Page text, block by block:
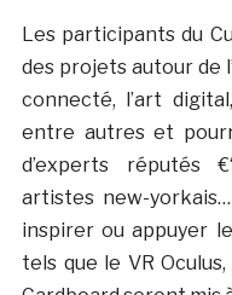
Les participants du
des projets autour de
connecté, l’art
entre autres et
d’experts réputés
artistes new-
inspirer ou appuyer
tels que le VR